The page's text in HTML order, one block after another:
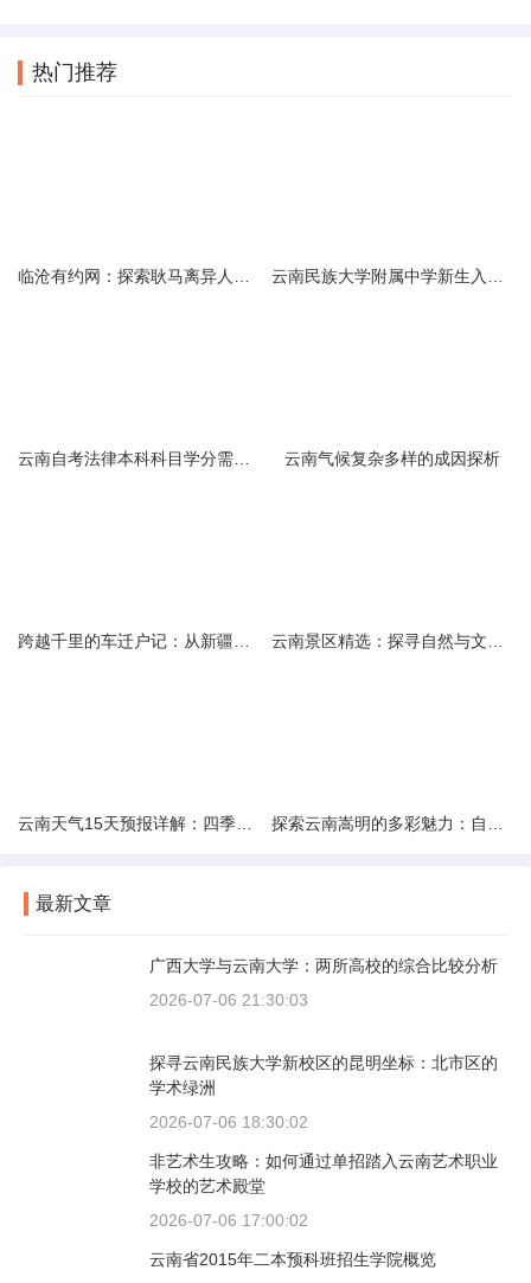
热门推荐
云南气候复杂多样的成因探析
最新文章
广西大学与云南大学：两所高校的综合比较分析
2026-07-06 21:30:03
探寻云南民族大学新校区的昆明坐标：北市区的
学术绿洲
2026-07-06 18:30:02
非艺术生攻略：如何通过单招踏入云南艺术职业
学校的艺术殿堂
2026-07-06 17:00:02
云南省2015年二本预科班招生学院概览